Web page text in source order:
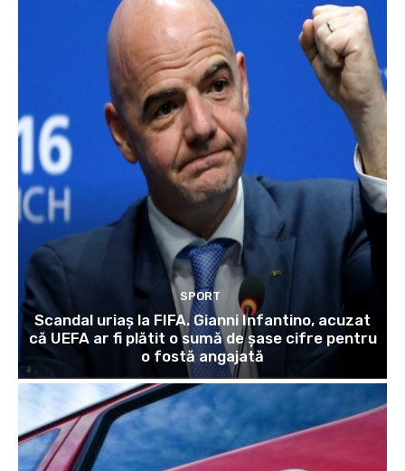
SPORT
Scandal uriaș la FIFA. Gianni Infantino, acuzat
că UEFA ar fi plătit o sumă de șase cifre pentru
o fostă angajată